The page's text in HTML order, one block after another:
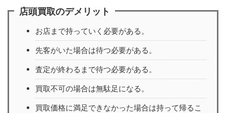
店頭買取のデメリット
お店まで持っていく必要がある。
先客がいた場合は待つ必要がある。
査定が終わるまで待つ必要がある。
買取不可の場合は無駄足になる。
買取価格に満足できなかった場合は持って帰るこ